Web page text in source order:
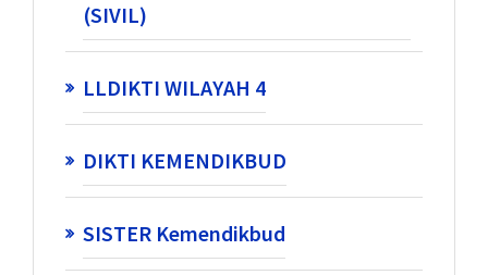
(SIVIL)
LLDIKTI WILAYAH 4
DIKTI KEMENDIKBUD
SISTER Kemendikbud